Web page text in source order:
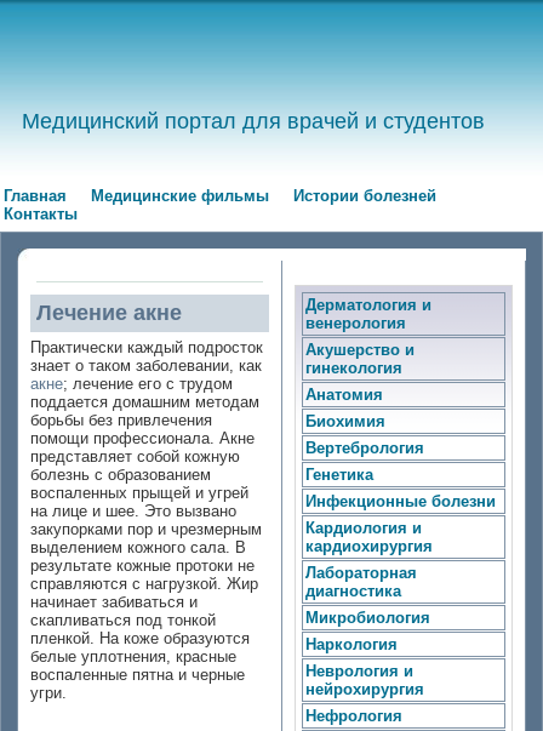
Медицинский портал для врачей и студентов
Главная Медицинские фильмы
Истории болезней
Контакты
Лечение акне
Практически каждый подросток
знает о таком заболевании, как
акне; лечение его с трудом
поддается домашним методам
борьбы без привлечения
помощи профессионала. Акне
представляет собой кожную
болезнь с образованием
воспаленных прыщей и угрей
на лице и шее. Это вызвано
закупорками пор и чрезмерным
выделением кожного сала. В
результате кожные протоки не
справляются с нагрузкой. Жир
начинает забиваться и
скапливаться под тонкой
пленкой. На коже образуются
белые уплотнения, красные
воспаленные пятна и черные
угри.
Дерматология и
венерология
Акушерство и
гинекология
Анатомия
Биохимия
Вертебрология
Генетика
Инфекционные болезни
Кардиология и
кардиохирургия
Лабораторная
диагностика
Микробиология
Наркология
Неврология и
нейрохирургия
Нефрология